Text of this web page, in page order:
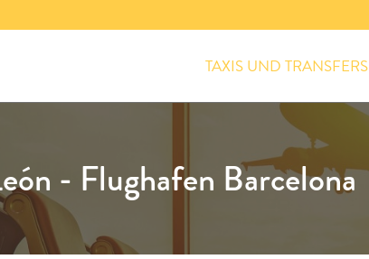
TAXIS UND TRANSFERS
- Flughafen Barcelona